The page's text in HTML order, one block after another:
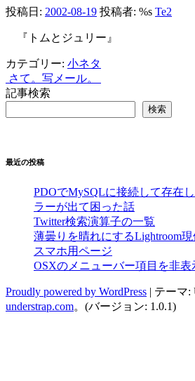
投稿日: 2002-08-19 投稿者: %s Te2
『トムとジュリー』
カテゴリー: 小ネタ
投
稿
ゲ
さて。 写メール。
記事検索
検索
最近の投稿
PDOでMySQLに接続して存在
ラーが出て困った話
Twitter検索演算子の一覧
薄曇りを晴れにするLightroom
スマホ用ページ
OSXのメニューバー項目を非表
Proudly powered by WordPress | テーマ:
understrap.com。(バージョン: 1.0.1)